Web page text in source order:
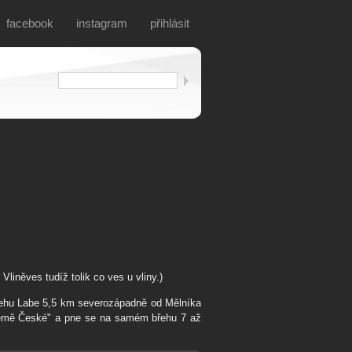
facebook instagram přihlásit
tudíž tolik co ves u vliny.)
Labe 5,5 km severozápadně od Mělníka
České" a pne se na samém břehu 7 až